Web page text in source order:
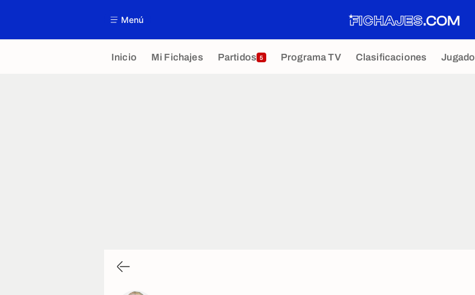
Menú
Inicio Mi Fichajes Partidos 5 Programa TV Clasificaciones